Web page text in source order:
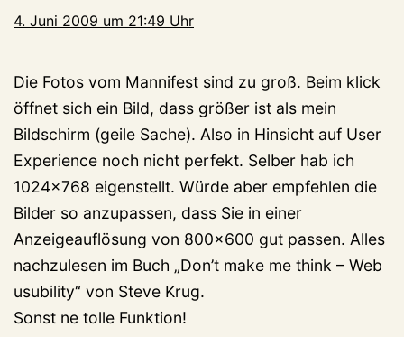
4. Juni 2009 um 21:49 Uhr
Die Fotos vom Mannifest sind zu groß. Beim klick
öffnet sich ein Bild, dass größer ist als mein
Bildschirm (geile Sache). Also in Hinsicht auf User
Experience noch nicht perfekt. Selber hab ich
1024×768 eigenstellt. Würde aber empfehlen die
Bilder so anzupassen, dass Sie in einer
Anzeigeauflösung von 800×600 gut passen. Alles
nachzulesen im Buch „Don’t make me think – Web
usubility“ von Steve Krug.
Sonst ne tolle Funktion!